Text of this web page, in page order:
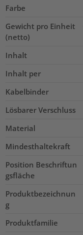
Farbe
Gewicht pro Einheit
(netto)
Inhalt
Inhalt per
Kabelbinder
Lösbarer Verschluss
Material
Mindesthaltekraft
Position Beschriftun
gsfläche
Produktbezeichnun
g
Produktfamilie